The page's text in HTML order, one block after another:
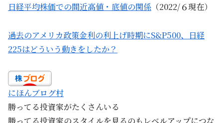
日経平均株価での間近高値・底値の関係 （2022/６現在）
過去のアメリカ政策金利の利上げ時期にS&P500、日経
225はどういう動きをしたか？
にほんブログ村
勝ってる投資家がたくさんいる
勝ってる投資家のスタイルを見るのもレベルアップにつな